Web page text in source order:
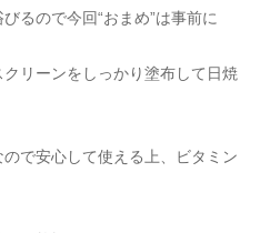
るので今回“おまめ”は事前に
リーンをしっかり塗布して日焼
で安心して使える上、ビタミン